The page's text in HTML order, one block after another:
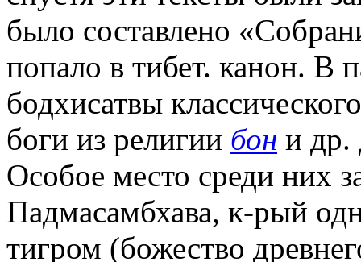
было составлено
попало в тибет. канон. В
бодхисатвы
боги из религии бон и др.
Особое место среди них
Падмасамбхава, к-рый
тигром (божество